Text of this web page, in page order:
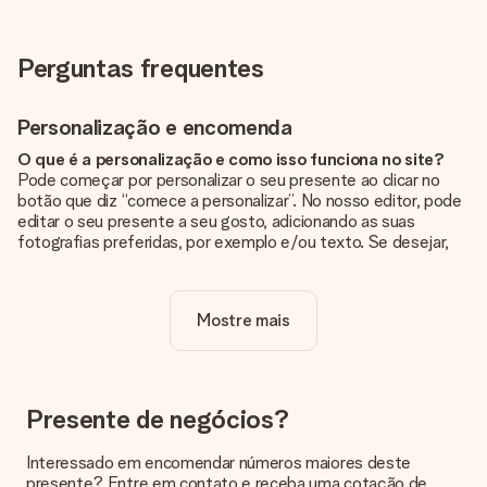
Perguntas frequentes
Personalização e encomenda
O que é a personalização e como isso funciona no site?
Pode começar por personalizar o seu presente ao clicar no
botão que diz “comece a personalizar”. No nosso editor, pode
editar o seu presente a seu gosto, adicionando as suas
fotografias preferidas, por exemplo e/ou texto. Se desejar,
A personalização está incluída no preço?
Sim, o preço apresentado no site já inclui a personalização do
Queremos ter a certeza de que estás completamente
satisfeito com o teu presente. Por isso, é importante que
sobre a qualidade da tua imagem, contacta a nossa equipa de
Mostre mais
Presente de negócios?
Interessado em encomendar números maiores deste